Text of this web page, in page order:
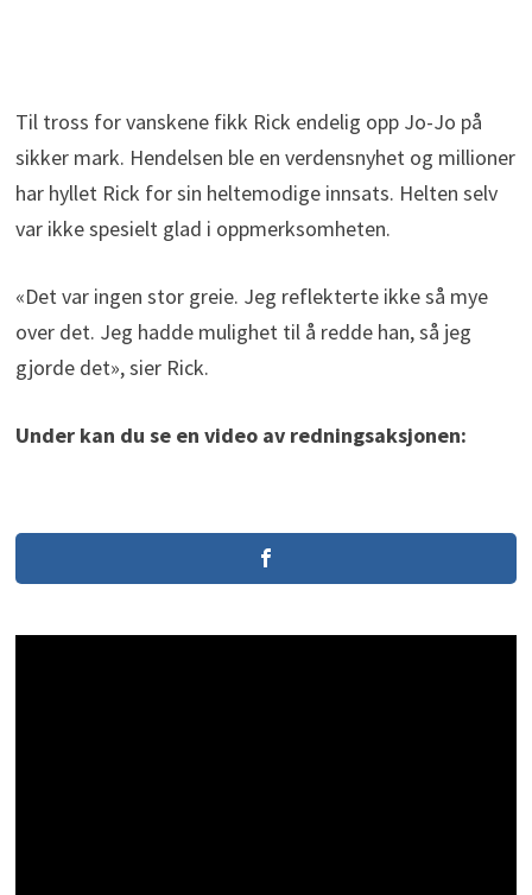
Til tross for vanskene fikk Rick endelig opp Jo-Jo på
sikker mark. Hendelsen ble en verdensnyhet og millioner
har hyllet Rick for sin heltemodige innsats. Helten selv
var ikke spesielt glad i oppmerksomheten.
«Det var ingen stor greie. Jeg reflekterte ikke så mye
over det. Jeg hadde mulighet til å redde han, så jeg
gjorde det», sier Rick.
Under kan du se en video av redningsaksjonen: